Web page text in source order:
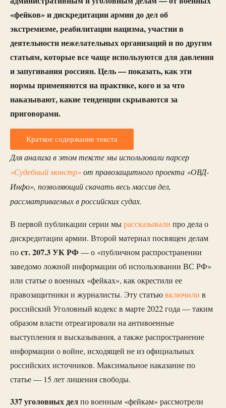
«фейков» и дискредитации армии до дел об
экстремизме, реабилитации нацизма, участии в
деятельности нежелательных организаций и по другим
статьям, которые все чаще используются для давления
и запугивания россиян. Цель — показать, как эти
нормы применяются на практике, кого и за что
наказывают, какие тенденции скрываются за
приговорами.
Краткое содержание текста
Для анализа в этом тексте мы использовали парсер
«Судебный монстр»от правозащитного проекта «ОВД-
Инфо», позволяющий скачать весь массив дел,
рассматриваемых в российских судах.
В первой публикации серии мырассказывали про дела о
дискредитации армии. Второй материал посвящен делам
пост. 207.3 УК РФ — о «публичном распространении
заведомо ложной информации об использовании ВС РФ»
или статье о военных «фейках», как окрестили ее
правозащитники и журналисты. Эту статьювключили в
российский Уголовный кодекс в марте 2022 года — таким
образом власти отреагировали на антивоенные
выступления и высказывания, а также распространение
информации о войне, исходящей не из официальных
российских источников. Максимальное наказание по
статье — 15 лет лишения свободы.
337 уголовных делпо военным «фейкам» рассмотрели